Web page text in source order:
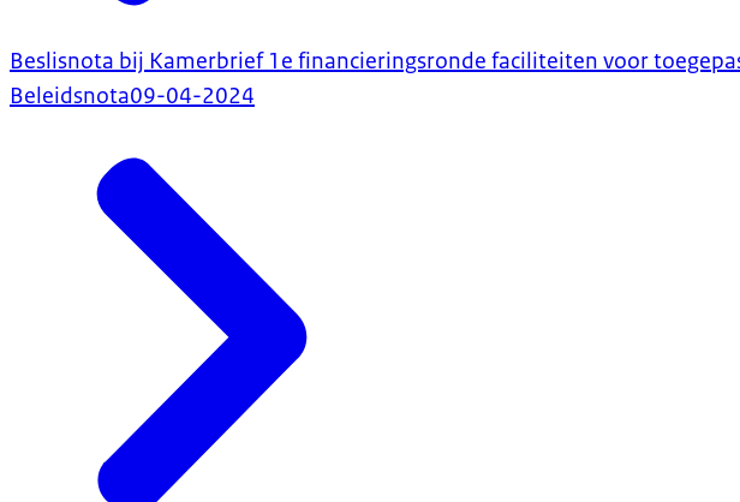
Beslisnota bij Kamerbrief 1e financieringsronde faciliteiten voor
Beleidsnota09-04-2024